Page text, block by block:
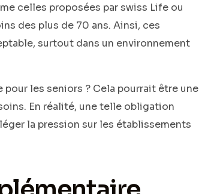
celles proposées par swiss Life ou
des plus de 70 ans. Ainsi, ces
surtout dans un environnement
les seniors ? Cela pourrait être une
En réalité, une telle obligation
la pression sur les établissements